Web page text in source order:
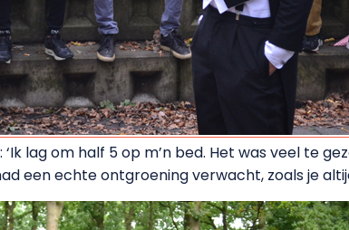
lag om half 5 op m’n bed. Het was veel te
een echte ontgroening verwacht, zoals je